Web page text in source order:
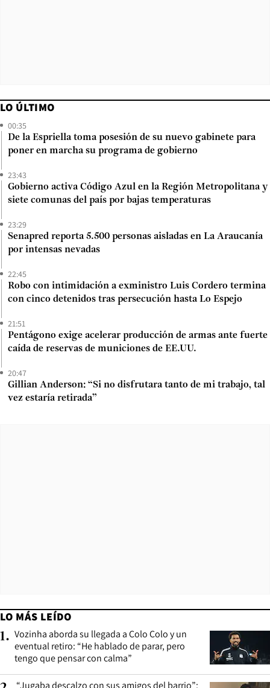
LO ÚLTIMO
00:35
De la Espriella toma posesión de su nuevo gabinete para
poner en marcha su programa de gobierno
23:43
Gobierno activa Código Azul en la Región Metropolitana y
siete comunas del país por bajas temperaturas
23:29
Senapred reporta 5.500 personas aisladas en La Araucanía
por intensas nevadas
22:45
Robo con intimidación a exministro Luis Cordero termina
con cinco detenidos tras persecución hasta Lo Espejo
21:51
Pentágono exige acelerar producción de armas ante fuerte
caída de reservas de municiones de EE.UU.
20:47
Gillian Anderson: “Si no disfrutara tanto de mi trabajo, tal
vez estaría retirada”
LO MÁS LEÍDO
1. Vozinha aborda su llegada a Colo Colo y un
eventual retiro: “He hablado de parar, pero
tengo que pensar con calma”
“Jugaba descalzo con sus amigos del barrio”: